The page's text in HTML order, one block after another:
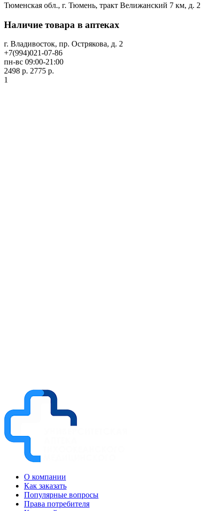
Тюменская обл., г. Тюмень, тракт Велижанский 7 км, д. 2
Наличие товара в аптеках
г. Владивосток, пр. Острякова, д. 2
+7(994)021-07-86
пн-вс 09:00-21:00
2498 р. 2775 р.
1
О компании
Как заказать
Популярные вопросы
Права потребителя